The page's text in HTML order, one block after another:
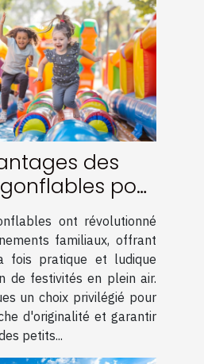
des
pour
familiaux
ont révolutionné
familiaux, offrant
fois pratique et ludique
de festivités en plein air.
un choix privilégié pour
d'originalité et garantir
petits...